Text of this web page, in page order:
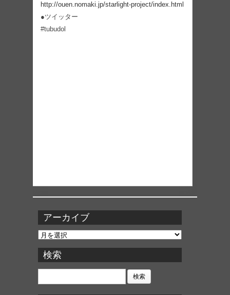
http://ouen.nomaki.jp/starlight-project/index.html
●ツイッター
#tubudol
アーカイブ
ア
カ
イ
ブ
検索
検